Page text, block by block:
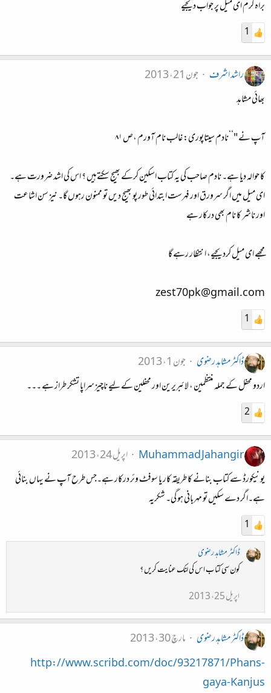
براہ کرم ای میل پر جواب دیجیے
1
راشد اشرف
جون 21، 2013
بھائی مشاہد
آپ نے "‘‘نادم سیتاپوری: غالب نام آورم ،ص ۸۱
کا حوالہ دیا ہے۔ نادم صاحب کی یہ کتاب اسکین کرکے بھیج سکتےہیں ؟ اس کی اشد ضرورت ہے۔
ای میل میں اگر سرورق اور فہرست ابتدائی طور پو بھیج دیں تو ممنون رہوں گا۔ نیز سن اشاعت
اور ناشر کا نام بھی درکار ہے
مجھے ای میل کردیجیے، انتظار رہے گا
zest70pk@gmail.com
1
ڈاکٹر مشاہد رضوی
جون 1، 2013
اردو محفل کے جملہ منتظمین ، لائبریرین اور محفلین کے لیے ناچیز سراپا تشکر طراز ہے ۔۔۔
2
Muhammad Jahangir
اپریل 24، 2013
یونیکورڈ سے کتاب بنانے کا طریقہ کار یا سوفٹ وئر درکار ہے۔جس طرح آپ نے یہاں بنائی
ہے۔اگر دے سکیں تو مہربانی ہو گی۔ شکریہ
1
ڈاکٹر مشاہد رضوی
کون سی کتاب اس کی لنک عنایت کریں ؟
اپریل 25، 2013
ڈاکٹر مشاہد رضوی
مارچ 30، 2013
http://www.scribd.com/doc/93217871/Phans-
gaya-Kanjus